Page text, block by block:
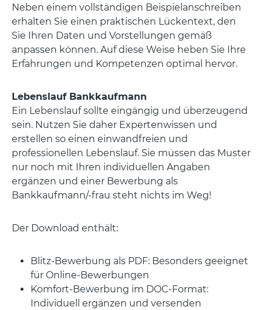
Neben einem vollständigen Beispielanschreiben
erhalten Sie einen praktischen Lückentext, den
Sie Ihren Daten und Vorstellungen gemäß
anpassen können. Auf diese Weise heben Sie Ihre
Erfahrungen und Kompetenzen optimal hervor.
Lebenslauf Bankkaufmann
Ein Lebenslauf sollte eingängig und überzeugend
sein. Nutzen Sie daher Expertenwissen und
erstellen so einen einwandfreien und
professionellen Lebenslauf. Sie müssen das Muster
nur noch mit Ihren individuellen Angaben
ergänzen und einer Bewerbung als
Bankkaufmann/-frau steht nichts im Weg!
Der Download enthält:
Blitz-Bewerbung als PDF: Besonders geeignet
für Online-Bewerbungen
Komfort-Bewerbung im DOC-Format:
Individuell ergänzen und versenden